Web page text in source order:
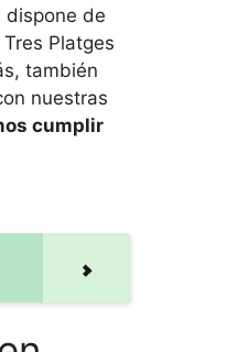
dispone de
Platges
también
nuestras
cumplir